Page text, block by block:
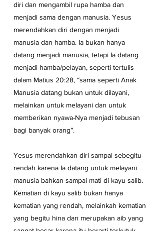
diri dan mengambil rupa hamba dan
menjadi sama dengan manusia. Yesus
merendahkan diri dengan menjadi
manusia dan hamba. Ia bukan hanya
datang menjadi manusia, tetapi Ia datang
menjadi hamba/pelayan, seperti tertulis
dalam Matius 20:28, “sama seperti Anak
Manusia datang bukan untuk dilayani,
melainkan untuk melayani dan untuk
memberikan nyawa-Nya menjadi tebusan
bagi banyak orang”.
Yesus merendahkan diri sampai sebegitu
rendah karena Ia datang untuk melayani
manusia bahkan sampai mati di kayu salib.
Kematian di kayu salib bukan hanya
kematian yang rendah, melainkah kematian
yang begitu hina dan merupakan aib yang